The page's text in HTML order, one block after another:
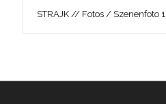
STRAJK // Fotos / Szenenfoto 1